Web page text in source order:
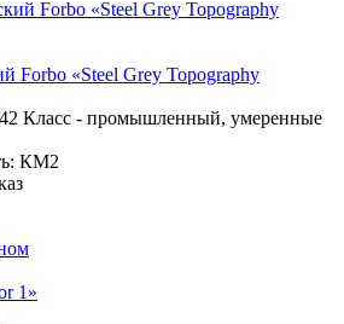
Forbo «Steel Grey Topography
42 Класс - промышленный, умеренные
КМ2